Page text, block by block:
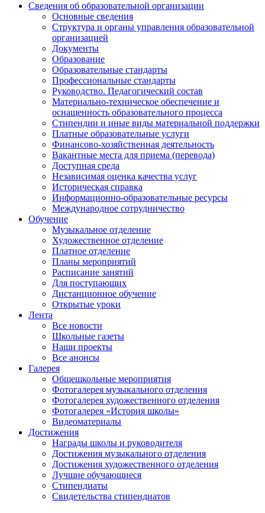
Сведения об образовательной организации
Основные сведения
Структура и органы управления образовательной
организацией
Документы
Образование
Образовательные стандарты
Профессиональные стандарты
Руководство. Педагогический состав
Материально-техническое обеспечение и
оснащенность образовательного процесса
Стипендии и иные виды материальной поддержки
Платные образовательные услуги
Финансово-хозяйственная деятельность
Вакантные места для приема (перевода)
Доступная среда
Независимая оценка качества услуг
Историческая справка
Информационно-образовательные ресурсы
Международное сотрудничество
Обучение
Музыкальное отделение
Художественное отделение
Платное отделение
Планы мероприятий
Расписание занятий
Для поступающих
Дистанционное обучение
Открытые уроки
Лента
Все новости
Школьные газеты
Наши проекты
Все анонсы
Галерея
Общешкольные мероприятия
Фотогалерея музыкального отделения
Фотогалерея художественного отделения
Фотогалерея «История школы»
Видеоматериалы
Достижения
Награды школы и руководителя
Достижения музыкального отделения
Достижения художественного отделения
Лучшие обучающиеся
Стипендиаты
Свидетельства стипендиатов